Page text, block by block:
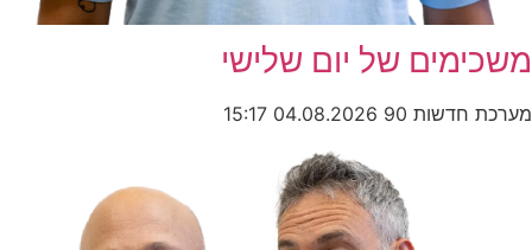
משכימים של יום שלישי
מערכת חדשות 90 04.08.2026
15:17